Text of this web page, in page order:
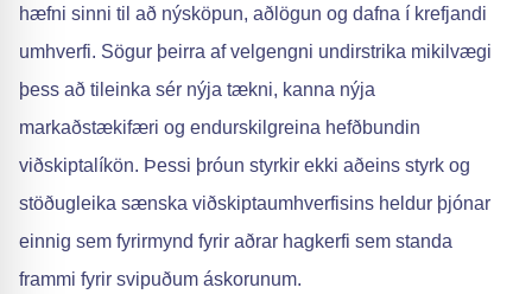
hæfni sinni til að nýsköpun, aðlögun og dafna í krefjandi
umhverfi. Sögur þeirra af velgengni undirstrika mikilvægi
þess að tileinka sér nýja tækni, kanna nýja
markaðstækifæri og endurskilgreina hefðbundin
viðskiptalíkön. Þessi þróun styrkir ekki aðeins styrk og
stöðugleika sænska viðskiptaumhverfisins heldur þjónar
einnig sem fyrirmynd fyrir aðrar hagkerfi sem standa
frammi fyrir svipuðum áskorunum.